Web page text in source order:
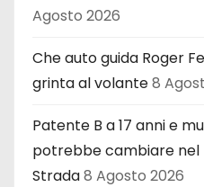
Agosto 2026
Che auto guida Roger
grinta al volante8
Patente B a 17 anni e
potrebbe cambiare nel
Strada8 Agosto 2026